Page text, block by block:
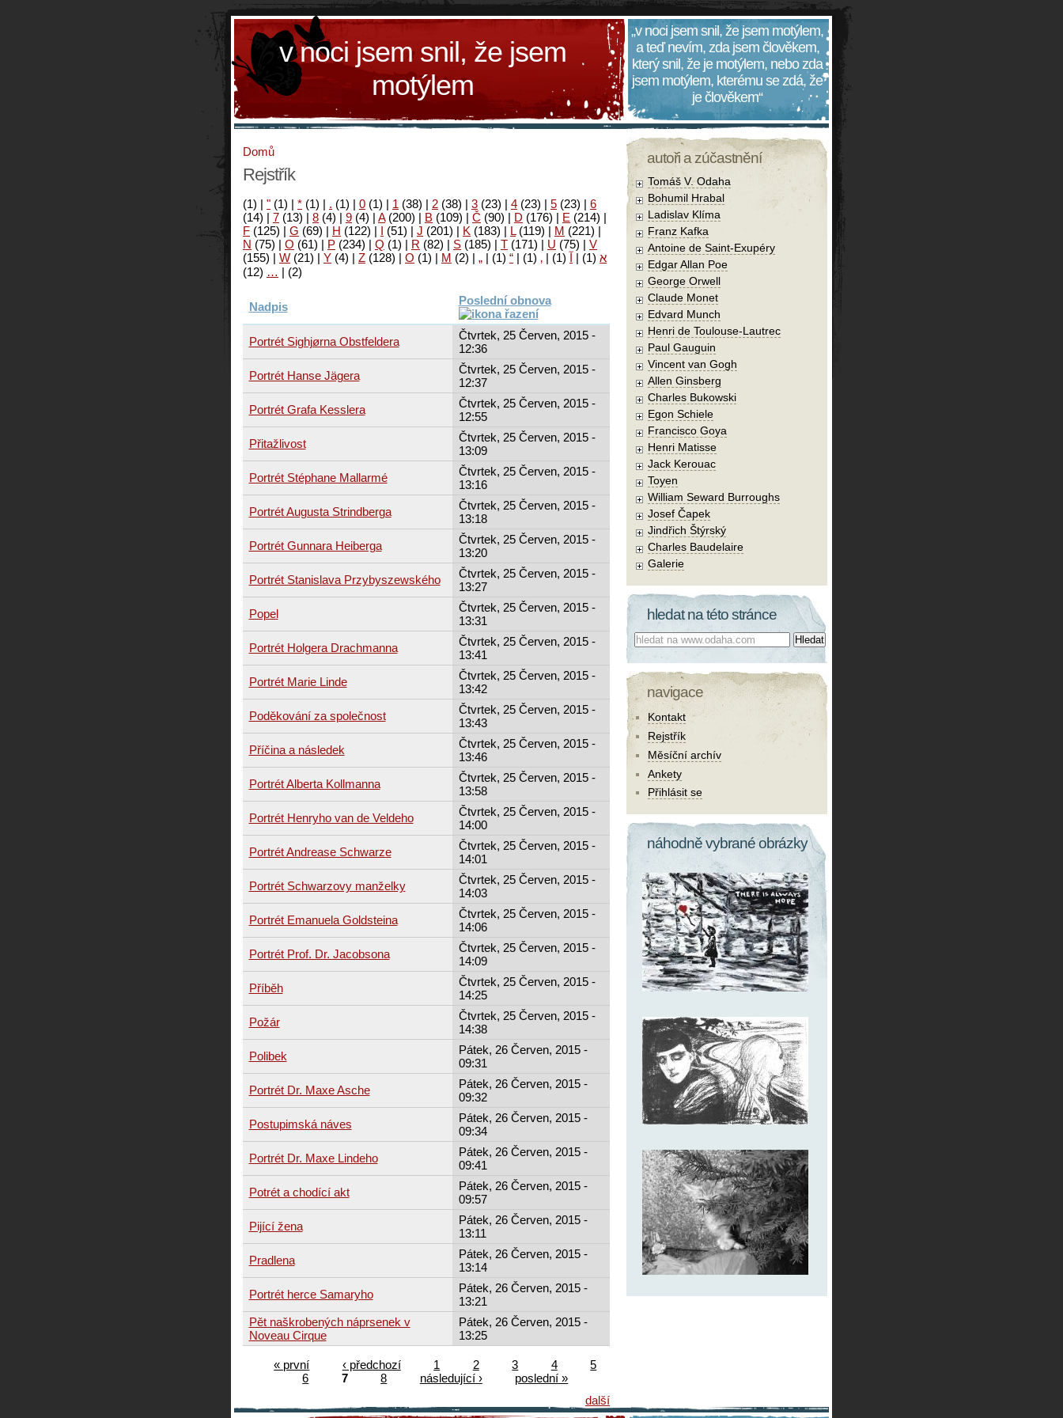
v noci jsem snil, že jsem
motýlem
„v noci jsem snil, že jsem motýlem,
a teď nevím, zda jsem člověkem,
který snil, že je motýlem, nebo zda
jsem motýlem, kterému se zdá, že
je člověkem“
Domů
Rejstřík
(1) | " (1) | * (1) | . (1) | 0 (1) | 1 (38) | 2 (38) | 3 (23) | 4 (23) | 5 (23) | 6
(14) | 7 (13) | 8 (4) | 9 (4) | A(200) | B (109) | Č (90) | D (176) | E (214) |
F (125) | G (69) | H (122) | I (51) | J (201) | K (183) | L(119) | M (221) |
N (75) | O (61) | P (234) | Q (1) | R (82) | S (185) | T (171) | U (75) | V
(155) | W (21) | Y (4) | Z (128) | Ο (1) | М (2) | א (1)
| آ (1)
|
‚
(1)
|
“
(1)
|
„
(2)
|
…
(12)
Nadpis Poslední obnova
Portrét Sighjørna Obstfeldera
Čtvrtek, 25 Červen, 2015 -
12:36
Portrét Hanse Jägera
Čtvrtek, 25 Červen, 2015 -
12:37
Portrét Grafa Kesslera
Čtvrtek, 25 Červen, 2015 -
12:55
Přitažlivost
Čtvrtek, 25 Červen, 2015 -
13:09
Portrét Stéphane Mallarmé
Čtvrtek, 25 Červen, 2015 -
13:16
Portrét Augusta Strindberga
Čtvrtek, 25 Červen, 2015 -
13:18
Portrét Gunnara Heiberga
Čtvrtek, 25 Červen, 2015 -
13:20
Portrét Stanislava Przybyszewského
Čtvrtek, 25 Červen, 2015 -
13:27
Popel
Čtvrtek, 25 Červen, 2015 -
13:31
Portrét Holgera Drachmanna
Čtvrtek, 25 Červen, 2015 -
13:41
Portrét Marie Linde
Čtvrtek, 25 Červen, 2015 -
13:42
Poděkování za společnost
Čtvrtek, 25 Červen, 2015 -
13:43
Příčina a následek
Čtvrtek, 25 Červen, 2015 -
13:46
Portrét Alberta Kollmanna
Čtvrtek, 25 Červen, 2015 -
13:58
Portrét Henryho van de Veldeho
Čtvrtek, 25 Červen, 2015 -
14:00
Portrét Andrease Schwarze
Čtvrtek, 25 Červen, 2015 -
14:01
Portrét Schwarzovy manželky
Čtvrtek, 25 Červen, 2015 -
14:03
Portrét Emanuela Goldsteina
Čtvrtek, 25 Červen, 2015 -
14:06
Portrét Prof. Dr. Jacobsona
Čtvrtek, 25 Červen, 2015 -
14:09
Příběh
Čtvrtek, 25 Červen, 2015 -
14:25
Požár
Čtvrtek, 25 Červen, 2015 -
14:38
Polibek
Pátek, 26 Červen, 2015 -
09:31
Portrét Dr. Maxe Asche
Pátek, 26 Červen, 2015 -
09:32
Postupimská náves
Pátek, 26 Červen, 2015 -
09:34
Portrét Dr. Maxe Lindeho
Pátek, 26 Červen, 2015 -
09:41
Potrét a chodící akt
Pátek, 26 Červen, 2015 -
09:57
Pijící žena
Pátek, 26 Červen, 2015 -
13:11
Pradlena
Pátek, 26 Červen, 2015 -
13:14
Portrét herce Samaryho
Pátek, 26 Červen, 2015 -
13:21
Pět naškrobených náprsenek v
Noveau Cirque
Pátek, 26 Červen, 2015 -
13:25
« první ‹ předchozí 1 2 3 4
5
6
7 8 následující ›
poslední »
další
autoři a zúčastnění
Tomáš V. Odaha
Bohumil Hrabal
Ladislav Klíma
Franz Kafka
Antoine de Saint-Exupéry
Edgar Allan Poe
George Orwell
Claude Monet
Edvard Munch
Henri de Toulouse-Lautrec
Paul Gauguin
Vincent van Gogh
Allen Ginsberg
Charles Bukowski
Egon Schiele
Francisco Goya
Henri Matisse
Jack Kerouac
Toyen
William Seward Burroughs
Josef Čapek
Jindřich Štýrský
Charles Baudelaire
Galerie
hledat na této stránce
Co hledat:
navigace
Kontakt
Rejstřík
Měsíční archív
Ankety
Přihlásit se
náhodně vybrané obrázky